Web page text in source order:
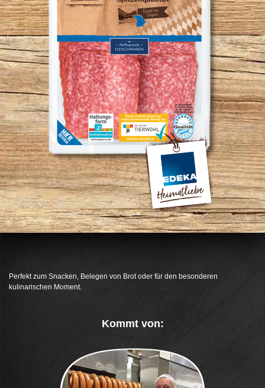
Perfekt zum Snacken, Belegen von Brot oder für den besonderen
kulinarischen Moment.
Kommt von: